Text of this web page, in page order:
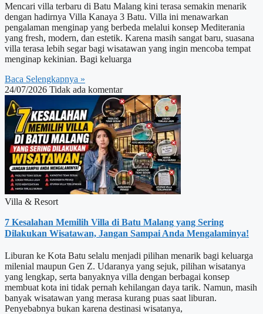
Mencari villa terbaru di Batu Malang kini terasa semakin menarik
dengan hadirnya Villa Kanaya 3 Batu. Villa ini menawarkan
pengalaman menginap yang berbeda melalui konsep Mediterania
yang fresh, modern, dan estetik. Karena masih sangat baru, suasana
villa terasa lebih segar bagi wisatawan yang ingin mencoba tempat
menginap kekinian. Bagi keluarga
Baca Selengkapnya »
24/07/2026 Tidak ada komentar
Villa & Resort
7 Kesalahan Memilih Villa di Batu Malang yang Sering
Dilakukan Wisatawan, Jangan Sampai Anda Mengalaminya!
Liburan ke Kota Batu selalu menjadi pilihan menarik bagi keluarga
milenial maupun Gen Z. Udaranya yang sejuk, pilihan wisatanya
yang lengkap, serta banyaknya villa dengan berbagai konsep
membuat kota ini tidak pernah kehilangan daya tarik. Namun, masih
banyak wisatawan yang merasa kurang puas saat liburan.
Penyebabnya bukan karena destinasi wisatanya,